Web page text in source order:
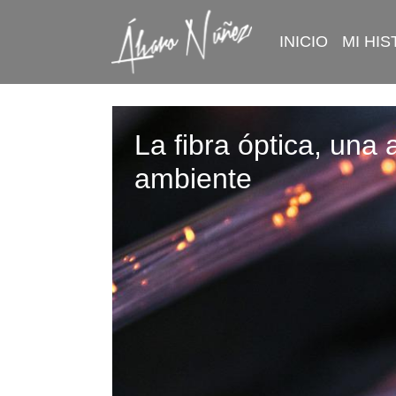
INICIO MI
La fibra óptica, una
ambiente